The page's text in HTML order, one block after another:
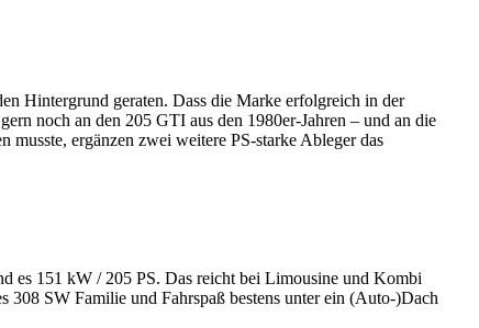
Hintergrund geraten. Dass die Marke erfolgreich in der
noch an den 205 GTI aus den 1980er-Jahren – und an die
ergänzen zwei weitere PS-starke Ableger das
es 151 kW / 205 PS. Das reicht bei Limousine und Kombi
SW Familie und Fahrspaß bestens unter ein (Auto-)Dach